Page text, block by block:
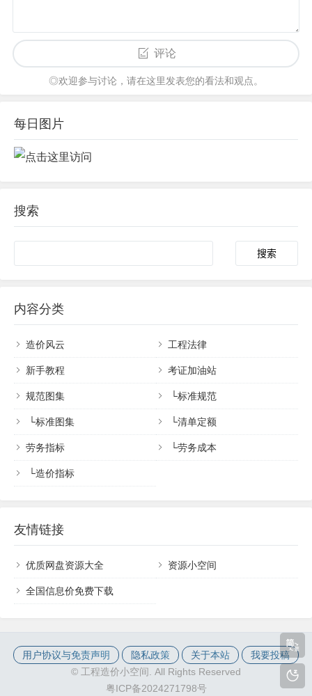
评论
◎欢迎参与讨论，请在这里发表您的看法和观点。
每日图片
搜索
内容分类
造价风云 工程法律
新手教程 考证加油站
规范图集 └标准规范
└标准图集 └清单定额
劳务指标 └劳务成本
└造价指标
友情链接
优质网盘资源大全 资源小空间
全国信息价免费下载
用户协议与免责声明 隐私政策 关于本站
我要投稿
© 工程造价小空间. All Rights Reserved
粤ICP备2024271798号